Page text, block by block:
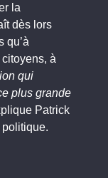
la
dès lors
qu’à
à
qui
plus grande
Patrick